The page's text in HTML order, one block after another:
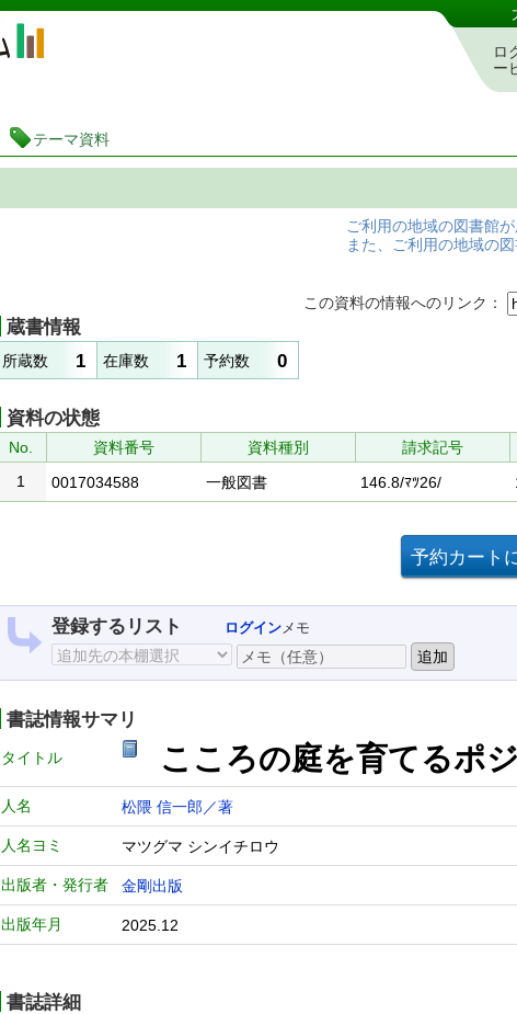
岡山県立図書館 蔵書検索・予約システム
ロ
ー
テーマ資料
ご利用の地域の図書館
また、ご利用の地域の
この資料の情報へのリンク：
蔵書情報
所蔵数 1 在庫数 1 予約数 0
資料の状態
No. 資料番号 資料種別
請求記号
1
0017034588 一般図書 146.8/ﾏﾂ26/
登録するリスト ログインメモ
書誌情報サマリ
タイトル こころの庭を育てるポ
人名 松隈 信一郎／著
人名ヨミ マツグマ シンイチロウ
出版者・発行者 金剛出版
出版年月 2025.12
書誌詳細